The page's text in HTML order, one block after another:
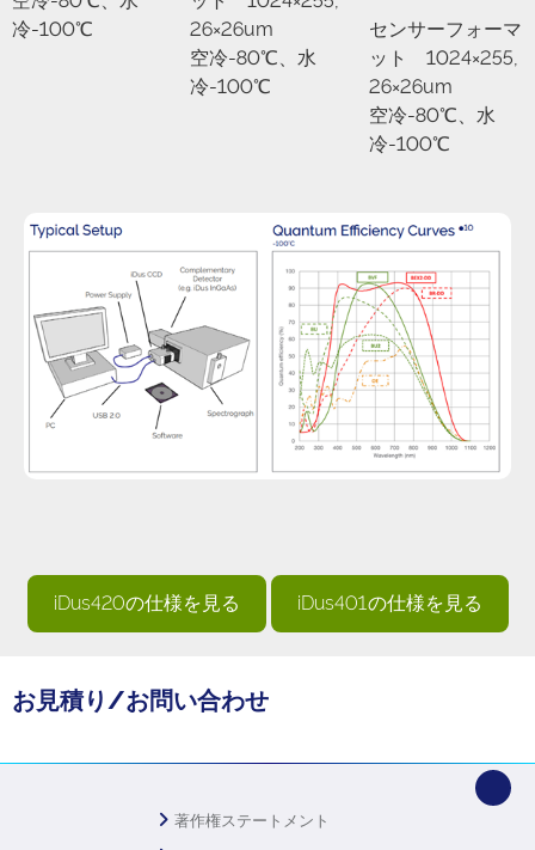
冷-100℃
26×26um
空冷-80℃、水
冷-100℃
センサーフォーマ
ット 1024×255,
26×26um
空冷-80℃、水
冷-100℃
iDus420の仕様を見る iDus401の仕様を見る
お見積り/お問い合わせ
著作権ステートメント